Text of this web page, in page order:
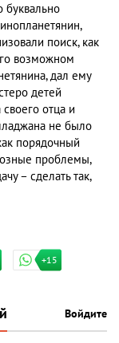
буквально
поиск, как
возможном
дал ему
детей
отца и
не было
порядочный
проблемы,
– сделать так,
+15
Войдите